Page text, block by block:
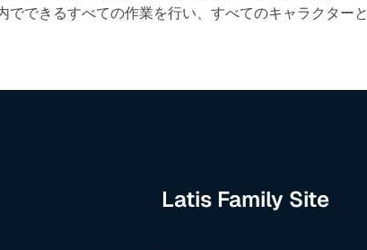
できるすべての作業を行い、すべてのキャラクター
Latis Family Site